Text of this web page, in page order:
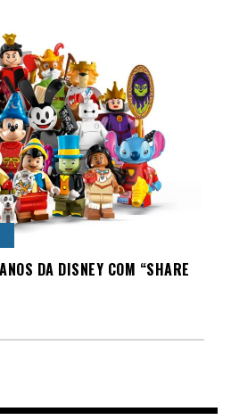
DA DISNEY COM “SHARE